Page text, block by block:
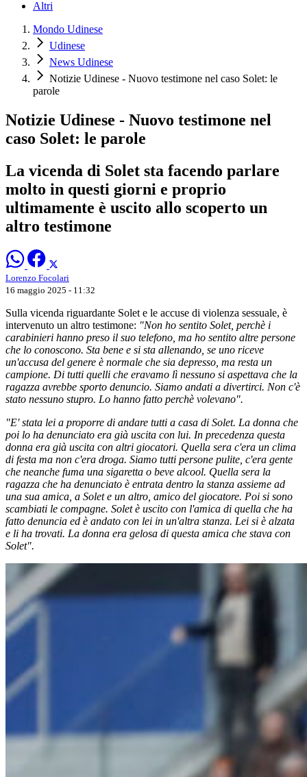
Altri
Mondo Udinese
Udinese
News Udinese
Notizie Udinese - Nuovo testimone nel caso Solet: le
parole
Notizie Udinese - Nuovo testimone nel
caso Solet: le parole
La vicenda di Solet sta facendo parlare
molto in questi giorni e proprio
ultimamente è uscito allo scoperto un
altro testimone
Lorenzo Focolari
16 maggio 2025 - 11:32
Sulla vicenda riguardante Solet e le accuse di violenza sessuale, è
intervenuto un altro testimone: "Non ho sentito Solet, perchè i
carabinieri hanno preso il suo telefono, ma ho sentito altre persone
che lo conoscono. Sta bene e si sta allenando, se uno riceve
un'accusa del genere è normale che sia depresso, ma resta un
campione. Di tutti quelli che eravamo lì nessuno si aspettava che la
ragazza avrebbe sporto denuncio. Siamo andati a divertirci. Non c'è
stato nessuno stupro. Lo hanno fatto perchè volevano".
"E' stata lei a proporre di andare tutti a casa di Solet. La donna che
poi lo ha denunciato era già uscita con lui. In precedenza questa
donna era già uscita con altri giocatori. Quella sera c'era un clima
di festa ma non c'era droga. Siamo tutti persone pulite, c'era gente
che neanche fuma una sigaretta o beve alcool. Quella sera la
ragazza che ha denunciato è entrata dentro la stanza assieme ad
una sua amica, a Solet e un altro, amico del giocatore. Poi si sono
scambiati le compagne. Solet è uscito con l'amica di quella che ha
fatto denuncia ed è andato con lei in un'altra stanza. Lei si è alzata
e li ha trovati. La donna era gelosa di questa amica che stava con
Solet".